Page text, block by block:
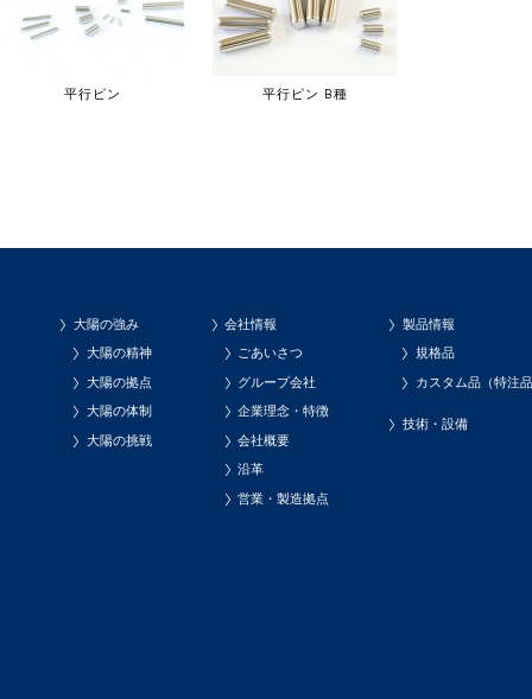
平行ピン 平行ピン B種
大陽の強み
大陽の精神
大陽の拠点
大陽の体制
大陽の挑戦
会社情報
ごあいさつ
グループ会社
企業理念・特徴
会社概要
沿革
営業・製造拠点
製品情報
規格品
カスタム品（特注
技術・設備